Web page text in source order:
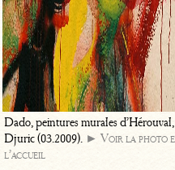
Dado, peintures murales
Djuric (03.2009). ► Voir la photo
l’accueil